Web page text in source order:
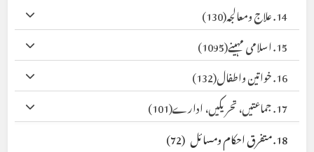
14. علاج ومعالجہ
(130)
15. اسلامی مہینے
(1095)
16. خواتین واطفال
(132)
17. جماعتیں، تحریکیں، ادارے
(101)
18. متفرق احکام ومسائل
(72)